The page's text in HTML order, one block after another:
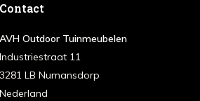
Contact
AVH Outdoor Tuinmeubelen
Industriestraat 11
3281 LB Numansdorp
Nederland